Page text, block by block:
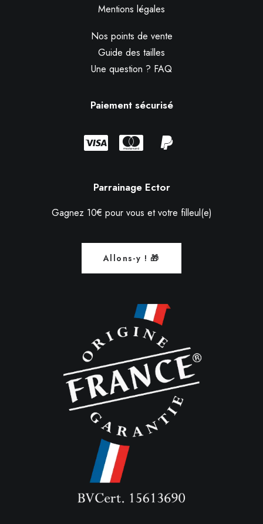
Mentions légales
Nos points de vente
Guide des tailles
Une question ? FAQ
Paiement sécurisé
Parrainage Ector
Gagnez 10€ pour vous et votre filleul(e)
Allons-y ! 🎁